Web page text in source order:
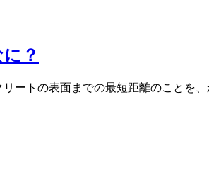
？
リートの表面までの最短距離のこ